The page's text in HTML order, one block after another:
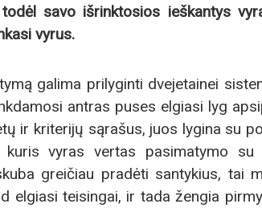
todėl savo išrinktosios ieškantys
vyrus.
galima prilyginti dvejetainei
antras puses elgiasi lyg
ir kriterijų sąrašus, juos lygina su
kuris vyras vertas pasimatymo
greičiau pradėti santykius, tai
elgiasi teisingai, ir tada žengia